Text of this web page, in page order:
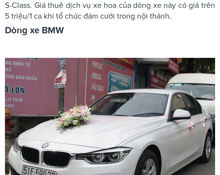
S-Class. Giá thuê dịch vụ xe hoa của dòng xe này có giá trên
5 triệu/1 ca khi tổ chức đám cưới trong nội thành.
Dòng xe BMW